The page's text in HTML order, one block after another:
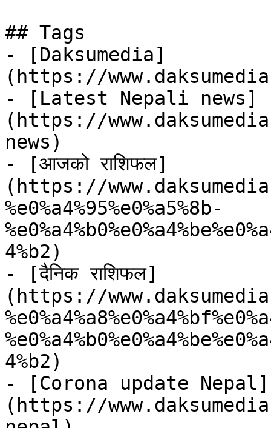
## Tags
- [Daksumedia]
(https://
- [Latest Nepali news]
(https://
news)
- [आजको राशिफल]
(https://
%e0%a4%95%e0%a5%8b-
4%b2)
- [दैनिक राशिफल]
(https://
4%b2)
- [Corona update Nepal]
(https://